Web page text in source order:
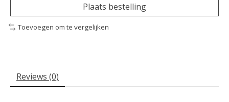
Plaats bestelling
Toevoegen om te vergelijken
Reviews (0)